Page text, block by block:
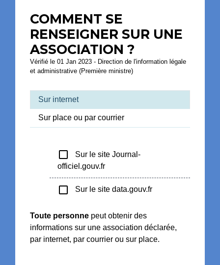
COMMENT SE
RENSEIGNER SUR UNE
ASSOCIATION ?
Vérifié le 01 Jan 2023 - Direction de l'information légale
et administrative (Première ministre)
Sur internet
Sur place ou par courrier
check_box_outline_blank
Sur le site Journal-
officiel.gouv.fr
check_box_outline_blank Sur le site data.gouv.fr
Toute personne peut obtenir des
informations sur une association déclarée,
par internet, par courrier ou sur place.